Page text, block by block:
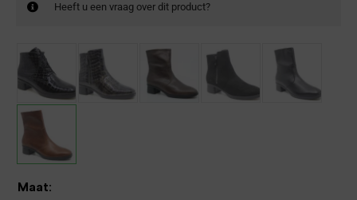
Heeft u een vraag over dit product?
Maat: